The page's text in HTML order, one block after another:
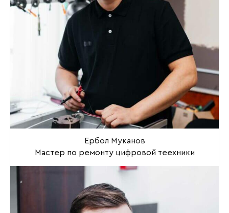
Ербол Муканов
Мастер по ремонту цифровой теехники